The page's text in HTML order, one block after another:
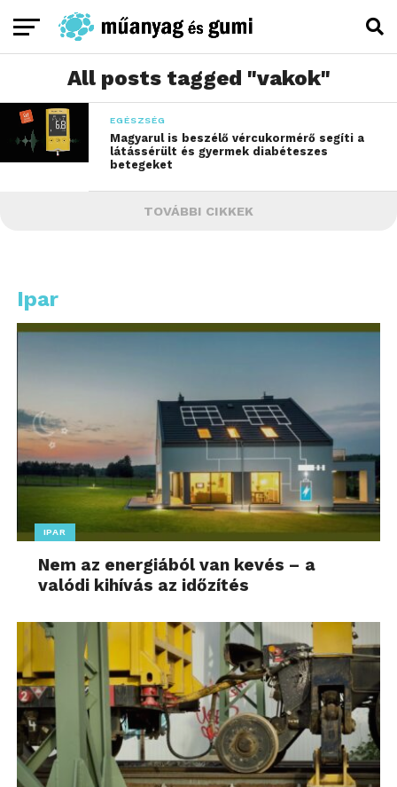
All posts tagged "vakok"
EGÉSZSÉG
Magyarul is beszélő vércukormérő segíti a
látássérült és gyermek diabéteszes
betegeket
TOVÁBBI CIKKEK
Ipar
IPAR
Nem az energiából van kevés – a
valódi kihívás az időzítés